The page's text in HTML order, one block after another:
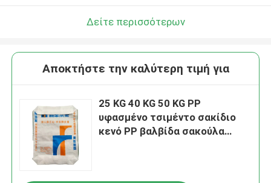
Δείτε περισσότερων
Αποκτήστε την καλύτερη τιμή για
25 KG 40 KG 50 KG PP
υφασμένο τσιμέντο σακίδιο
κενό PP βαλβίδα σακούλα